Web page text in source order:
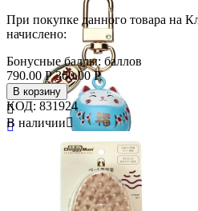
При покупке данного товара на
начислено:
Бонусные баллы: баллов
790.00 Р 360.00 Р
В корзину


genenic Коллекцияметалл
КОД: 831924
В наличии